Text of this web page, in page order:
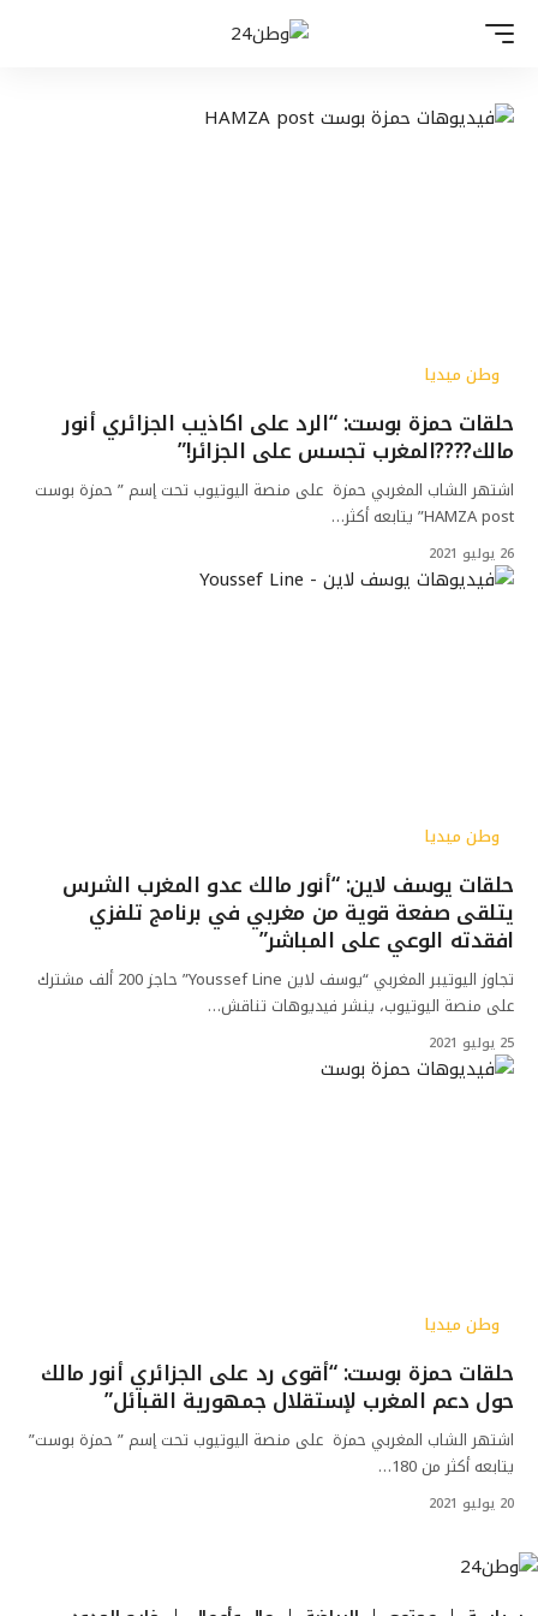
وطن ميديا
حلقات حمزة بوست: “الرد على اكاذيب الجزائري أنور
مالك????المغرب تجسس على الجزائر!”
اشتهر الشاب المغربي حمزة على منصة اليوتيوب تحت إسم ” حمزة بوست
HAMZA post” يتابعه أكثر…
26 يوليو 2021
وطن ميديا
حلقات يوسف لاين: “أنور مالك عدو المغرب الشرس
يتلقى صفعة قوية من مغربي في برنامج تلفزي
افقدته الوعي على المباشر”
تجاوز اليوتيبر المغربي “يوسف لاين Youssef Line” حاجز 200 ألف مشترك
على منصة اليوتيوب، ينشر فيديوهات تناقش…
25 يوليو 2021
وطن ميديا
حلقات حمزة بوست: “أقوى رد على الجزائري أنور مالك
حول دعم المغرب لإستقلال جمهورية القبائل”
اشتهر الشاب المغربي حمزة على منصة اليوتيوب تحت إسم ” حمزة بوست”
يتابعه أكثر من 180…
20 يوليو 2021